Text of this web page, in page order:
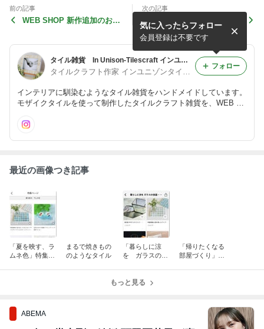
前の記事
WEB SHOP 新作追加のお知
次の記事
歴史的建造物の多い日本大通
りでイベント開催します
タイル雑貨 In Unison-Tilescraft インユニゾンタイルクラフト
インテリアに馴染むようなタイル雑貨をハンドメイドしています。
モザイクタイルを使って制作したタイルクラフト雑貨を、WEB SH
気に入ったらフォロー
会員登録は不要です
フォロー
最近の画像つき記事
「夏を映す、ラ
ムネ色」特集掲
まるで焼きもの
のようなタイル
「暮らしに涼
を ガラスの食
「帰りたくなる
部屋づくり」特
もっと見る
ABEMA